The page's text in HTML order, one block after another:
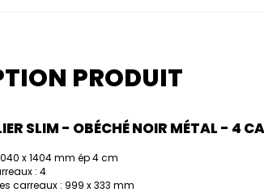
PRODUIT
SLIM - OBÉCHÉ NOIR MÉTAL - 4
x 1404 mm ép 4 cm
: 4
carreaux : 999 x 333 mm